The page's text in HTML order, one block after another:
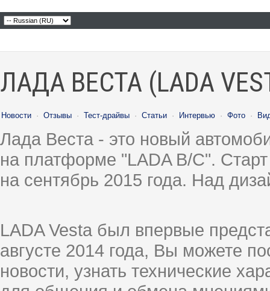
ЛАДА ВЕСТА (LADA
Новости · Отзывы · Тест-драйвы · Статьи · Интервью · Фото ·
Лада Веста - это новый
на платформе "LADA B/C".
на сентябрь 2015 года. Над
LADA Vesta был впервые
августе 2014 года, Вы можете
новости, узнать технические